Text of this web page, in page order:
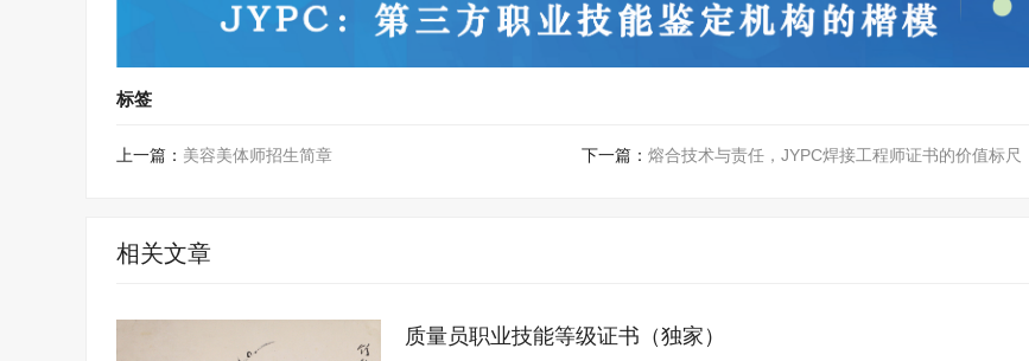
标签
上一篇： 美容美体师招生简章 下一篇： 熔合技术与责任，JYPC焊接工程师证书的价值标尺
相关文章
质量员职业技能等级证书（独家）